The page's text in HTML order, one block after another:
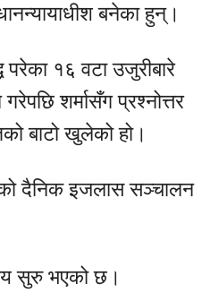
बनेका हुन्।
१६ वटा उजुरीबारे
शर्मासँग प्रश्नोत्तर
बाटो खुलेको हो।
दैनिक इजलास सञ्चालन
सुरु भएको छ।